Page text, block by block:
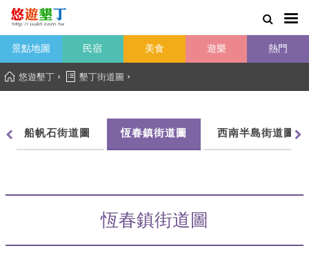
景點地圖 民宿 美食 遊樂 熱門
悠遊墾丁 › 墾丁街道圖 ›
船帆石街道圖 恆春鎮街道圖 西南半島街道圖
恆春鎮街道圖